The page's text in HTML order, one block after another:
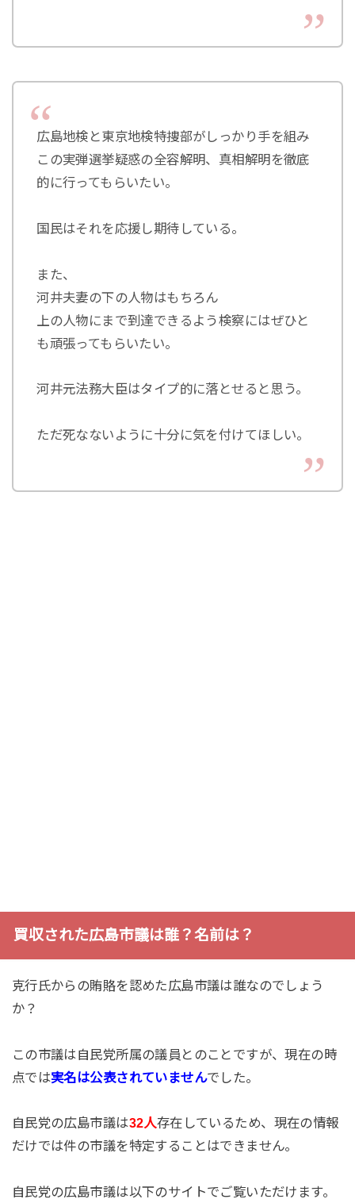
広島地検と東京地検特捜部がしっかり手を組み
この実弾選挙疑惑の全容解明、真相解明を徹底
的に行ってもらいたい。
国民はそれを応援し期待している。
また、
河井夫妻の下の人物はもちろん
上の人物にまで到達できるよう検察にはぜひと
も頑張ってもらいたい。
河井元法務大臣はタイプ的に落とせると思う。
ただ死なないように十分に気を付けてほしい。
買収された広島市議は誰？名前は？
克行氏からの賄賂を認めた広島市議は誰なのでしょう
か？
この市議は自民党所属の議員とのことですが、現在の時
点では実名は公表されていませんでした。
自民党の広島市議は32人存在しているため、現在の情報
だけでは件の市議を特定することはできません。
自民党の広島市議は以下のサイトでご覧いただけます。